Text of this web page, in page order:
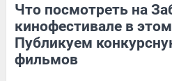
Что посмотреть на
кинофестивале в
Публикуем
фильмов